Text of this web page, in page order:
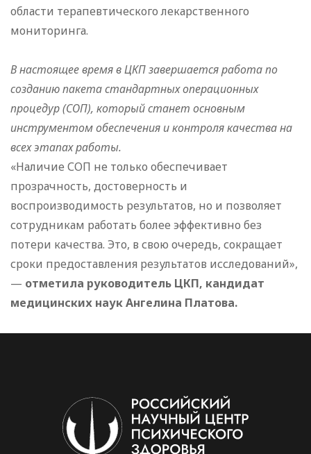
области терапевтического лекарственного
мониторинга.
В настоящее время в ЦКП завершается работа по
созданию пакета стандартных операционных
процедур (СОП), который станет основным
инструментом обеспечения и контроля качества на
всех этапах работы.
«Наличие СОП не только обеспечивает
прозрачность, достоверность и
воспроизводимость результатов, но и позволяет
сотрудникам работать более эффективно без
потери качества. Это, в свою очередь, сокращает
сроки предоставления результатов исследований»,
— отметила руководитель ЦКП, кандидат
медицинских наук Ангелина Платова.